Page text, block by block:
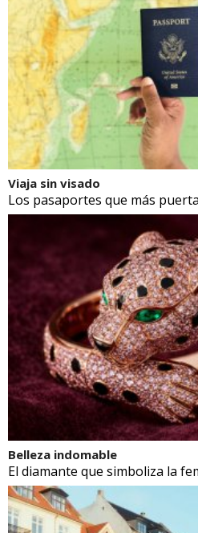
Viaja sin visado
Los pasaportes que más
Belleza indomable
El diamante que simboliza la